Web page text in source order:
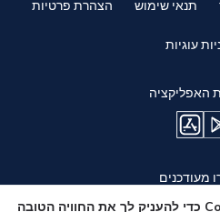
תנאי שימוש הצהרת פרטיות
עוגיות
האפליקציה
מעודכנים
אנו משתמשים בקובצי Cookie כדי להעניק לך את החוויה הטובה